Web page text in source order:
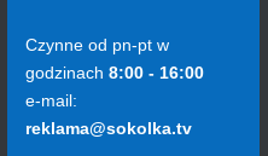
Czynne od pn-pt w
godzinach 8:00 - 16:00
e-mail:
reklama@sokolka.tv